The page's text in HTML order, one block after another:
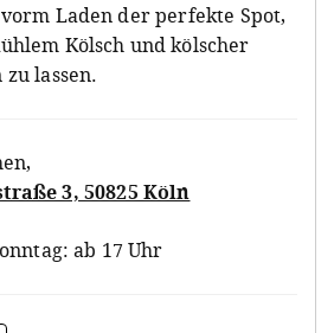
Laden der perfekte Spot,
Kölsch und kölscher
lassen.
,
3, 50825 Köln
ab 17 Uhr